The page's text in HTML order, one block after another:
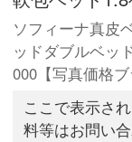
ソフィーナ真皮
ッドダブルベッ
000【写真価格ブ
ここで表示さ
料等はお問い